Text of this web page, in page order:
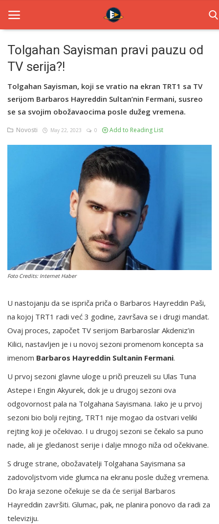
Home
Novosti
TV Serije
Filmovi
Tolgahan Sayisman pravi pauzu od
TV serija?!
Tolgahan Sayisman, koji se vratio na ekran TRT1 sa TV
serijom Barbaros Hayreddin Sultan’nin Fermani, susreo
se sa svojim obožavaocima posle dužeg vremena.
Novosti May 22, 2023 0 Add to Reading List
Foto Credits: Internet Haber
U nastojanju da se ispriča priča o Barbaros Hayreddin Paši,
na kojoj TRT1 radi već 3 godine, završava se i drugi mandat.
Ovaj proces, započet TV serijom Barbaroslar Akdeniz’in
Kilici, nastavljen je i u novoj sezoni promenom koncepta sa
imenom Barbaros Hayreddin Sultanin Fermani.
U prvoj sezoni glavne uloge u priči preuzeli su Ulas Tuna
Astepe i Engin Akyurek, dok je u drugoj sezoni ova
odgovornost pala na Tolgahana Sayismana. Iako je u prvoj
sezoni bio bolji rejting, TRT1 nije mogao da ostvari veliki
rejting koji je očekivao. I u drugoj sezoni se čekalo sa puno
nade, ali je gledanost serije i dalje mnogo niža od očekivane.
S druge strane, obožavatelji Tolgahana Sayismana sa
zadovoljstvom vide glumca na ekranu posle dužeg vremena.
Do kraja sezone očekuje se da će serijal Barbaros
Hayreddin završiti. Glumac, pak, ne planira ponovo da radi za
televiziju.